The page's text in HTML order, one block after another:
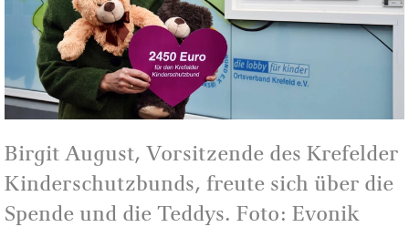
Birgit August, Vorsitzende des Krefelder
Kinderschutzbunds, freute sich über die
Spende und die Teddys. Foto: Evonik